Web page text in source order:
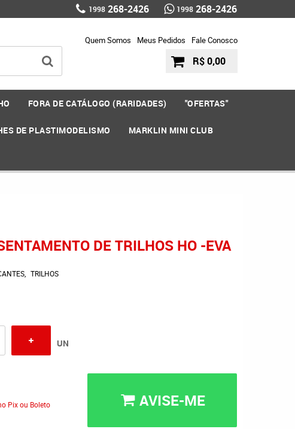
1998 268-2426 1998 268-2426
Quem Somos Meus Pedidos Fale Conosco
R$ 0,00
FORA DE CATÁLOGO (RARIDADES) "OFERTAS"
DE PLASTIMODELISMO MARKLIN MINI CLUB
DE TRILHOS HO -EVA
TRILHOS
UN
Pix ou Boleto
AVISE-ME